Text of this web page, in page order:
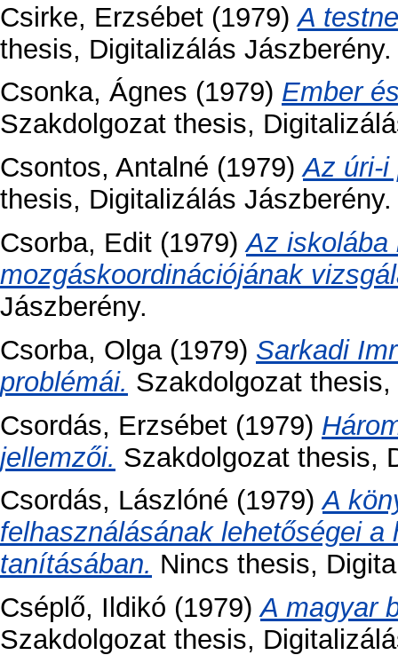
Csirke, Erzsébet (1979)A
thesis, Digitalizálás Jászberény.
Csonka, Ágnes (1979) Ember
Szakdolgozat thesis,
Csontos, Antalné (1979)Az úri-i
thesis, Digitalizálás Jászberény.
Csorba, Edit (1979)Az iskolába
mozgáskoordinációjának
Jászberény.
Csorba, Olga(1979) Sarkadi
problémái. Szakdolgozat
Csordás, Erzsébet (1979)
jellemzői. Szakdolgozat thesis,
Csordás, Lászlóné (1979)A
felhasználásának lehetőségei
tanításában. Nincs thesis,
Cséplő, Ildikó (1979)A magyar
Szakdolgozat thesis,